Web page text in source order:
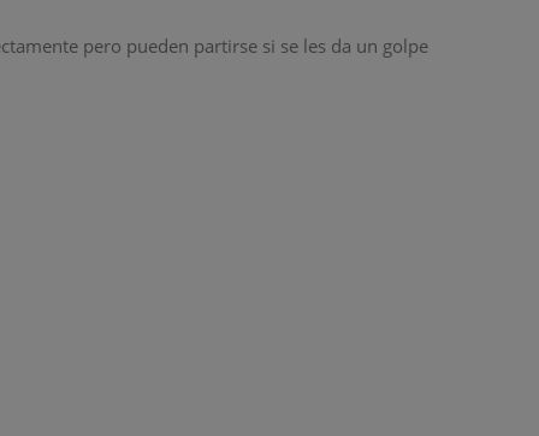
pero pueden partirse si se les da un golpe